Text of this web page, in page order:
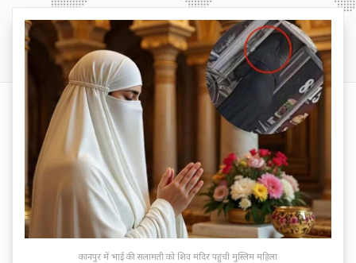
कानपुर में भाई की सलामती को शिव मंदिर पहुंची मुस्लिम महिला